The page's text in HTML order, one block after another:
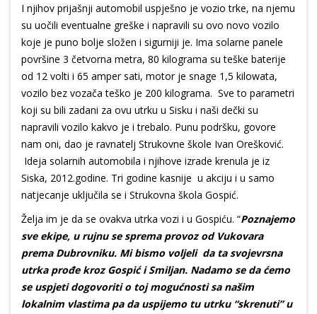
I njihov prijašnji automobil uspješno je vozio trke, na njemu
su uočili eventualne greške i napravili su ovo novo vozilo
koje je puno bolje složen i sigurniji je. Ima solarne panele
površine 3 četvorna metra, 80 kilograma su teške baterije
od 12 volti i 65 amper sati, motor je snage 1,5 kilowata,
vozilo bez vozača teško je 200 kilograma. Sve to parametri
koji su bili zadani za ovu utrku u Sisku i naši dečki su
napravili vozilo kakvo je i trebalo. Punu podršku, govore
nam oni, dao je ravnatelj Strukovne škole Ivan Orešković.
Ideja solarnih automobila i njihove izrade krenula je iz
Siska, 2012.godine. Tri godine kasnije u akciju i u samo
natjecanje uključila se i Strukovna škola Gospić.
Želja im je da se ovakva utrka vozi i u Gospiću. “Poznajemo
sve ekipe, u rujnu se sprema provoz od Vukovara
prema Dubrovniku. Mi bismo voljeli da ta svojevrsna
utrka prođe kroz Gospić i Smiljan. Nadamo se da ćemo
se uspjeti dogovoriti o toj mogućnosti sa našim
lokalnim vlastima pa da uspijemo tu utrku “skrenuti” u